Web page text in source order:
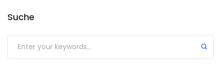
Suche